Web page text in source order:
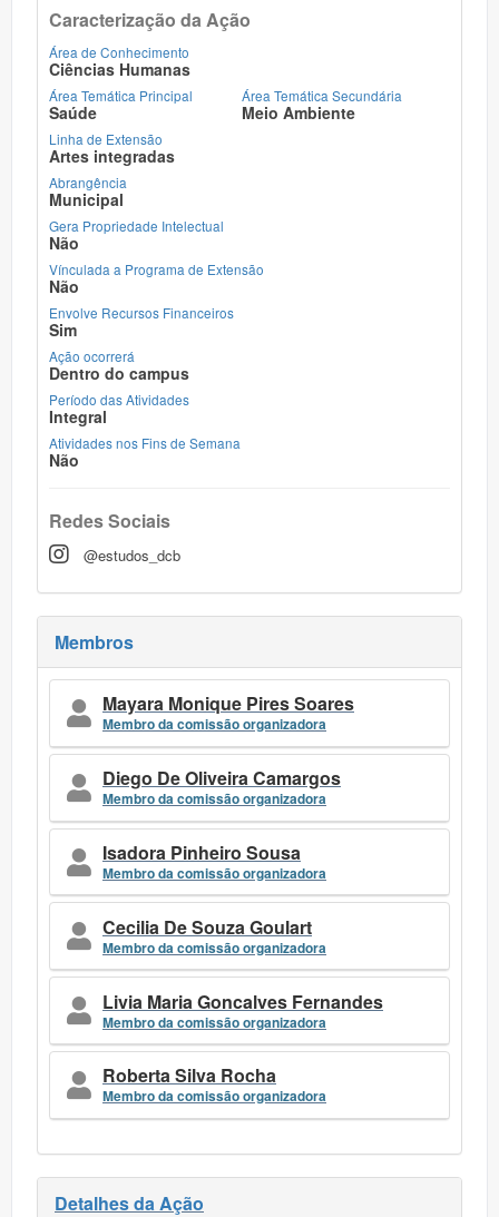
Caracterização da Ação
Área de Conhecimento
Ciências Humanas
Área Temática Principal
Saúde
Área Temática Secundária
Meio Ambiente
Linha de Extensão
Artes integradas
Abrangência
Municipal
Gera Propriedade Intelectual
Não
Vínculada a Programa de Extensão
Não
Envolve Recursos Financeiros
Sim
Ação ocorrerá
Dentro do campus
Período das Atividades
Integral
Atividades nos Fins de Semana
Não
Redes Sociais
@estudos_dcb
Membros
Mayara Monique Pires Soares
Membro da comissão organizadora
Diego De Oliveira Camargos
Membro da comissão organizadora
Isadora Pinheiro Sousa
Membro da comissão organizadora
Cecilia De Souza Goulart
Membro da comissão organizadora
Livia Maria Goncalves Fernandes
Membro da comissão organizadora
Roberta Silva Rocha
Membro da comissão organizadora
Detalhes da Ação